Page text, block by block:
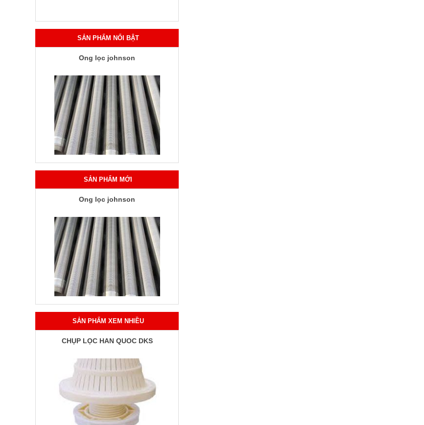
SẢN PHẨM NỔI BẬT
Ống lọc johnson
SẢN PHẨM MỚI
Ống lọc johnson
SẢN PHẨM XEM NHIỀU
CHỤP LỌC HÀN QUỐC DKS